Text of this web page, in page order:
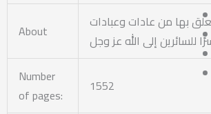
About
بها من عادات وعبادات
Number
of pages:
1552